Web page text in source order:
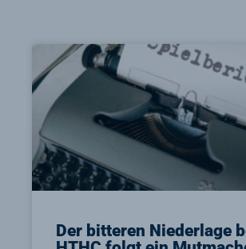
Der bitteren Niederlage